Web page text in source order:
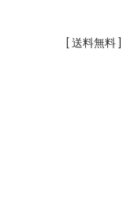
送料無料